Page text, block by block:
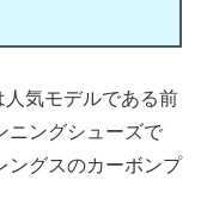
人気モデルである前
ニングシューズで
ングスのカーボンプ